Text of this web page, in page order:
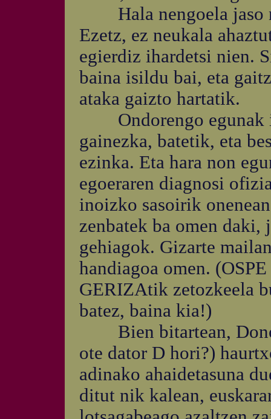
Hala nengoela jaso
Ezetz, ez neukala
egierdiz ihardetsi nien.
baina isildu bai, eta
ataka gaizto hartatik.
Ondorengo egunak
gainezka, batetik, eta
ezinka. Eta hara non
egoeraren diagnosi
inoizko sasoirik
zenbatek ba omen daki,
gehiagok. Gizarte
handiagoa omen.
GERIZAtik zetozkeela
batez, baina kia!)
Bien bitartean,
ote dator D hori?)
adinako ahaidetasuna
ditut nik kalean,